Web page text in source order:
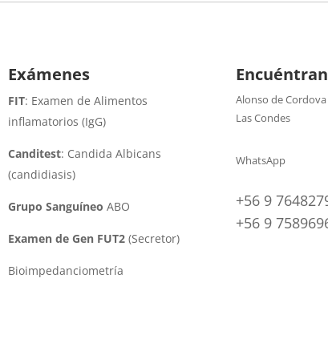
Exámenes
FIT: Examen de Alimentos
inflamatorios (IgG)
Canditest: Candida Albicans
(candidiasis)
Grupo Sanguíneo ABO
Examen de Gen FUT2(Secretor)
Bioimpedanciometría
Alonso de Cordova
Las Condes
WhatsApp
+56 9
+56 9